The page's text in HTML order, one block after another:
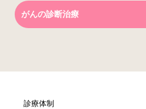
がんの診断治療
診療体制